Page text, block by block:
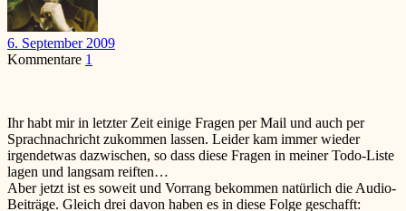
6. September 2009
Kommentare 1
Ihr habt mir in letzter Zeit einige Fragen per Mail und auch per
Sprachnachricht zukommen lassen. Leider kam immer wieder
irgendetwas dazwischen, so dass diese Fragen in meiner Todo-Liste
lagen und langsam reiften…
Aber jetzt ist es soweit und Vorrang bekommen natürlich die Audio-
Beiträge. Gleich drei davon haben es in diese Folge geschafft: